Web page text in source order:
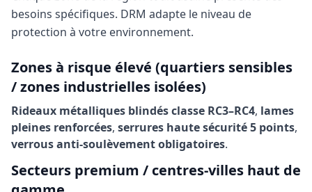
Zones à risque élevé (quartiers sensibles
/ zones industrielles isolées)
Rideaux métalliques blindés classe RC3–RC4,lames
pleines renforcées,serrures haute sécurité 5 points
Secteurs premium / centres-villes haut de
gamme
Grilles transparentes élégantes,lames micro-
perforées discrètes